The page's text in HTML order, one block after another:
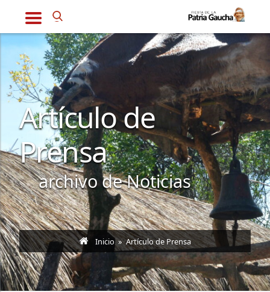
Artículo de
Prensa
archivo de Noticias
Inicio» Artículo de Prensa